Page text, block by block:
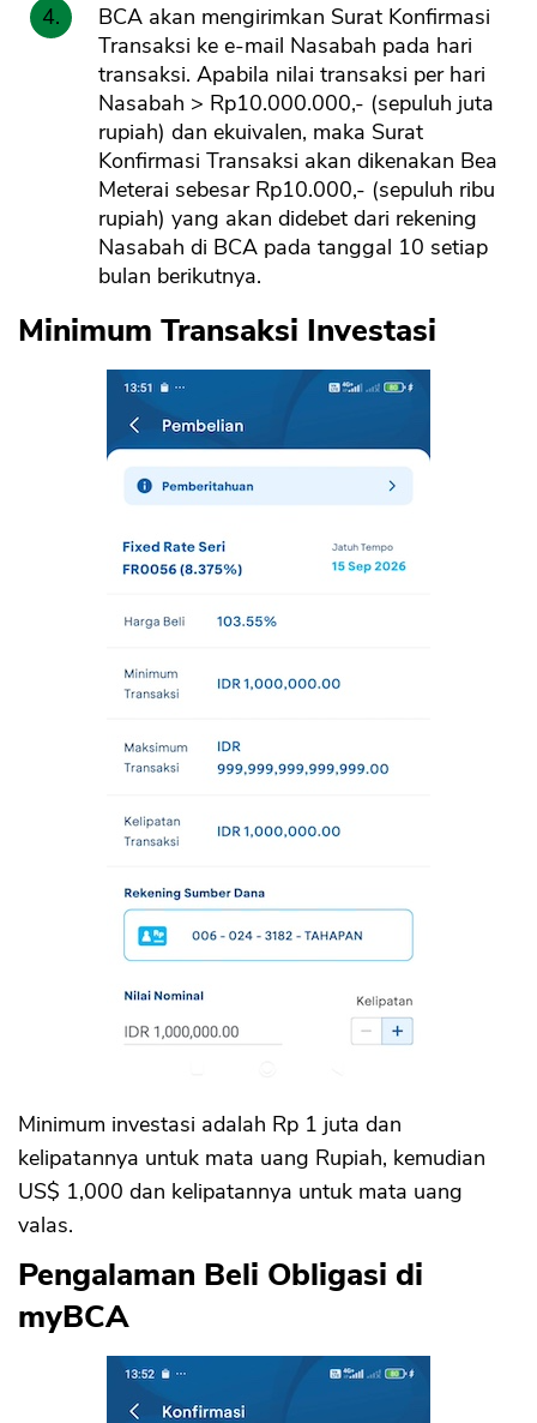
BCA akan mengirimkan Surat Konfirmasi
Transaksi ke e-mail Nasabah pada hari
transaksi. Apabila nilai transaksi per hari
Nasabah > Rp10.000.000,- (sepuluh juta
rupiah) dan ekuivalen, maka Surat
Konfirmasi Transaksi akan dikenakan Bea
Meterai sebesar Rp10.000,- (sepuluh ribu
rupiah) yang akan didebet dari rekening
Nasabah di BCA pada tanggal 10 setiap
bulan berikutnya.
Minimum Transaksi Investasi
Minimum investasi adalah Rp 1 juta dan
kelipatannya untuk mata uang Rupiah, kemudian
US$ 1,000 dan kelipatannya untuk mata uang
valas.
Pengalaman Beli Obligasi di
myBCA